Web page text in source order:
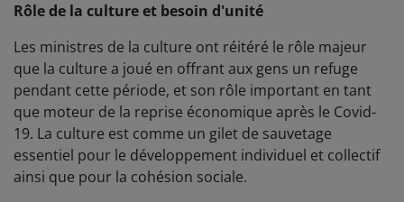
Rôle de la culture et besoin d'unité
Les ministres de la culture ont réitéré le rôle majeur
que la culture a joué en offrant aux gens un refuge
pendant cette période, et son rôle important en tant
que moteur de la reprise économique après le Covid-
19. La culture est comme un gilet de sauvetage
essentiel pour le développement individuel et collectif
ainsi que pour la cohésion sociale.